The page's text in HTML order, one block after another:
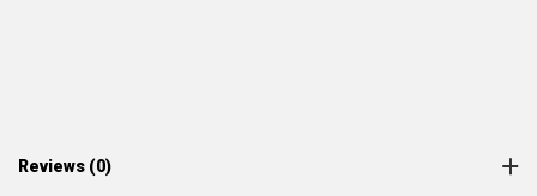
Reviews (0)